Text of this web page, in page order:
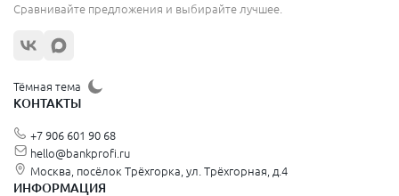
Сравнивайте предложения и выбирайте лучшее.
Тёмная тема
КОНТАКТЫ
+7 906 601 90 68
hello@bankprofi.ru
Москва, посёлок Трёхгорка, ул. Трёхгорная, д.4
ИНФОРМАЦИЯ